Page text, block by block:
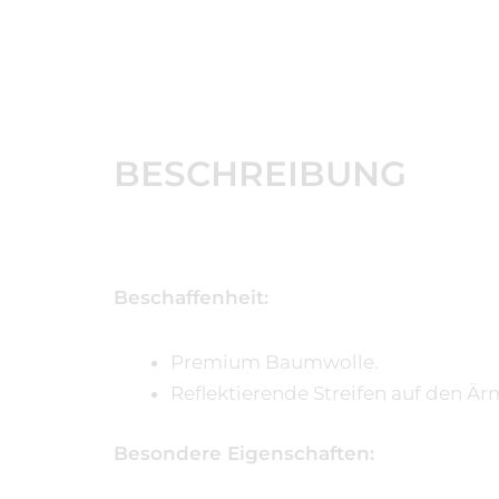
BESCHREIBUNG
Beschaffenheit:
Premium Baumwolle.
Reflektierende Streifen auf den
Besondere Eigenschaften: